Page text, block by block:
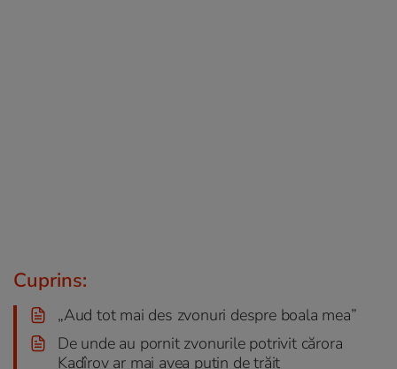
Cuprins:
„Aud tot mai des zvonuri despre boala mea”
De unde au pornit zvonurile potrivit cărora
Kadîrov ar mai avea puțin de trăit